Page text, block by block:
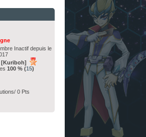
Inactif depuis le
[Kuriboh]
100 % (15)
0 Pts